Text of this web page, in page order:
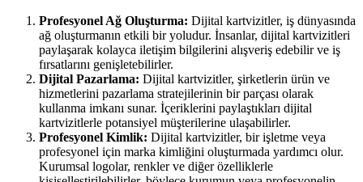
Profesyonel Ağ Oluşturma: Dijital kartvizitler, iş dünyasında
ağ oluşturmanın etkili bir yoludur. İnsanlar, dijital kartvizitleri
paylaşarak kolayca iletişim bilgilerini alışveriş edebilir ve iş
fırsatlarını genişletebilirler.
Dijital Pazarlama: Dijital kartvizitler, şirketlerin ürün ve
hizmetlerini pazarlama stratejilerinin bir parçası olarak
kullanma imkanı sunar. İçeriklerini paylaştıkları dijital
kartvizitlerle potansiyel müşterilerine ulaşabilirler.
Profesyonel Kimlik: Dijital kartvizitler, bir işletme veya
profesyonel için marka kimliğini oluşturmada yardımcı olur.
Kurumsal logolar, renkler ve diğer özelliklerle